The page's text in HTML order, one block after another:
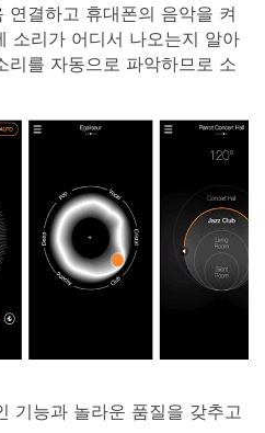
연결하고 휴대폰의 음악을 켜
소리가 어디서 나오는지 알아
리를 자동으로 파악하므로 소
기능과 놀라운 품질을 갖추고